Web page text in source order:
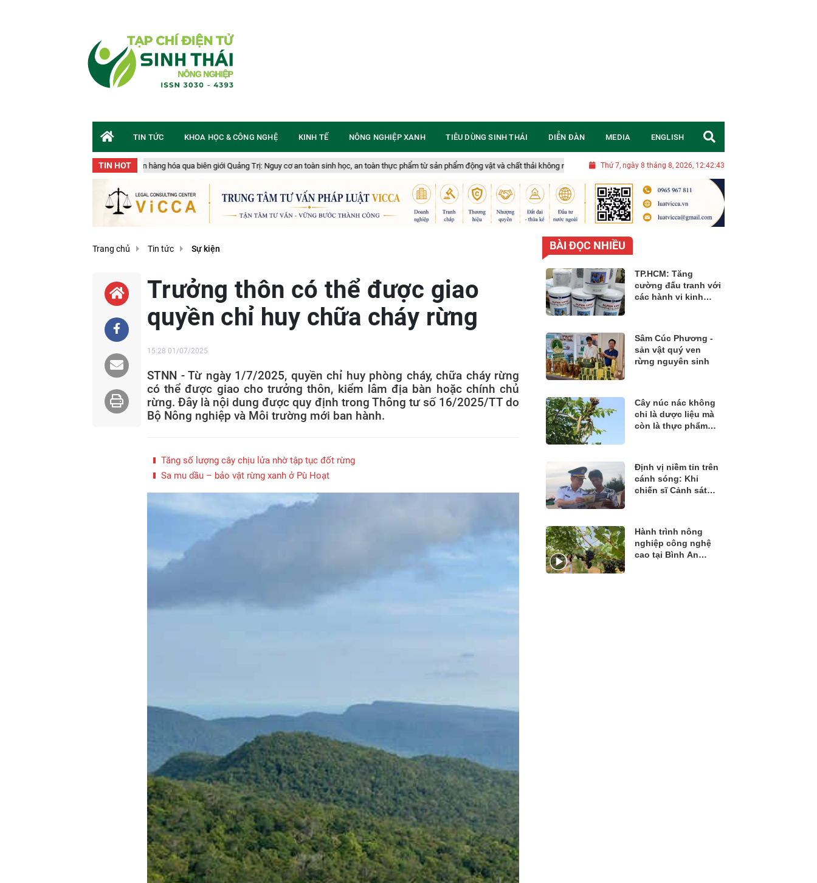
TIN HOT
chuyển gần 50 tấn hàng hóa qua biên giới Quảng Trị: Nguy cơ an toàn sinh học, an toàn thực phẩm từ sản phẩm động vật và chất thải không rõ nguồn gốc Nghị quyết 20-NQ/TW: Chuyển đổi tư duy, đặt mục tiêu chiến lược để
Thứ 7, ngày 8 tháng 8, 2026, 12:42:44
TIN TỨC KHOA HỌC & CÔNG NGHỆ KINH TẾ NÔNG NGHIỆP XANH TIÊU DÙNG SINH THÁI DIỄN ĐÀN MEDIA ENGLISH
Trang chủ Tin tức Sự kiện
Trưởng thôn có thể được giao
quyền chỉ huy chữa cháy rừng
15:28 01/07/2025
STNN - Từ ngày 1/7/2025, quyền chỉ huy phòng cháy, chữa cháy rừng
có thể được giao cho trưởng thôn, kiểm lâm địa bàn hoặc chính chủ
rừng. Đây là nội dung được quy định trong Thông tư số 16/2025/TT do
Bộ Nông nghiệp và Môi trường mới ban hành.
Tăng số lượng cây chịu lửa nhờ tập tục đốt rừng
Sa mu dầu – bảo vật rừng xanh ở Pù Hoạt
BÀI ĐỌC NHIỀU
TP.HCM: Tăng
cường đấu tranh với
các hành vi kinh
Sâm Cúc Phương -
sản vật quý ven
rừng nguyên sinh
Cây núc nác không
chỉ là dược liệu mà
còn là thực phẩm
Định vị niềm tin trên
cánh sóng: Khi
chiến sĩ Cảnh sát
Hành trình nông
nghiệp công nghệ
cao tại Bình An